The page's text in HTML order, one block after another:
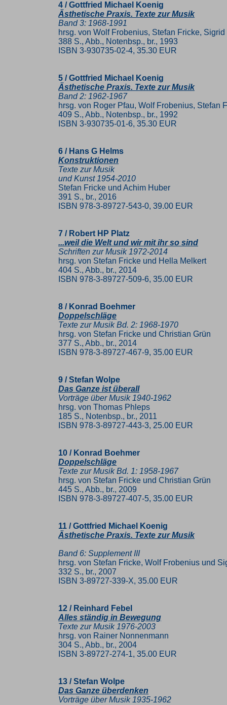
4 / Gottfried Michael Koenig
Ästhetische Praxis. Texte zur Musik
Band 3: 1968-1991
hrsg. von Wolf Frobenius, Stefan Fricke,
388 S., Abb., Notenbsp., br., 1993
ISBN 3-930735-02-4, 35.30 EUR
5 / Gottfried Michael Koenig
Ästhetische Praxis. Texte zur Musik
Band 2: 1962-1967
hrsg. von Roger Pfau, Wolf Frobenius, Stefan
409 S., Abb., Notenbsp., br., 1992
ISBN 3-930735-01-6, 35.30 EUR
6 / Hans G Helms
Konstruktionen
Texte zur Musik
und Kunst 1954-2010
Stefan Fricke und Achim Huber
391 S., br., 2016
ISBN 978-3-89727-543-0, 39.00 EUR
7 / Robert HP Platz
...weil die Welt und wir mit ihr so sind
Schriften zur Musik 1972-2014
hrsg. von Stefan Fricke und Hella Melkert
404 S., Abb., br., 2014
ISBN 978-3-89727-509-6, 35.00 EUR
8 / Konrad Boehmer
Doppelschläge
Texte zur Musik Bd. 2: 1968-1970
hrsg. von Stefan Fricke und Christian Grün
377 S., Abb., br., 2014
ISBN 978-3-89727-467-9, 35.00 EUR
9 / Stefan Wolpe
Das Ganze ist überall
Vorträge über Musik 1940-1962
hrsg. von Thomas Phleps
185 S., Notenbsp., br., 2011
ISBN 978-3-89727-443-3, 25.00 EUR
10 / Konrad Boehmer
Doppelschläge
Texte zur Musik Bd. 1: 1958-1967
hrsg. von Stefan Fricke und Christian Grün
445 S., Abb., br., 2009
ISBN 978-3-89727-407-5, 35.00 EUR
11 / Gottfried Michael Koenig
Ästhetische Praxis. Texte zur Musik
Band 6: Supplement III
hrsg. von Stefan Fricke, Wolf Frobenius und
332 S., br., 2007
ISBN 3-89727-339-X, 35.00 EUR
12 / Reinhard Febel
Alles ständig in Bewegung
Texte zur Musik 1976-2003
hrsg. von Rainer Nonnenmann
304 S., Abb., br., 2004
ISBN 3-89727-274-1, 35.00 EUR
13 / Stefan Wolpe
Das Ganze überdenken
Vorträge über Musik 1935-1962